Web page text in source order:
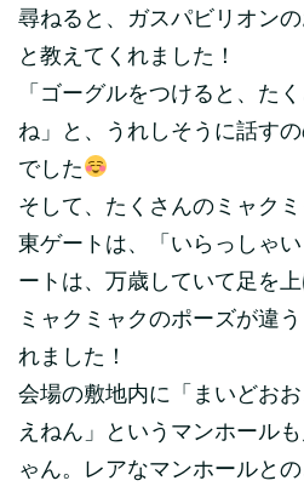
尋ねると、ガスパビリオン
と教えてくれました！
「ゴーグルをつけると、た
ね」と、うれしそうに話す
でした
そして、たくさんのミャク
東ゲートは、「いらっしゃ
ートは、万歳していて足を上
ミャクミャクのポーズが違
れました！
会場の敷地内に「まいどお
えねん」というマンホール
ゃん。レアなマンホールと